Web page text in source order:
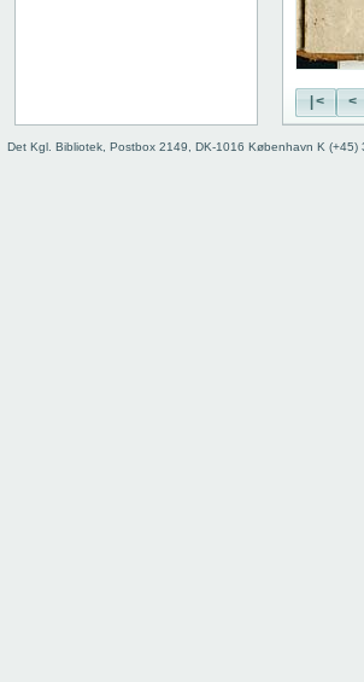
|< <
Det Kgl. Bibliotek, Postbox 2149, DK-1016 København K